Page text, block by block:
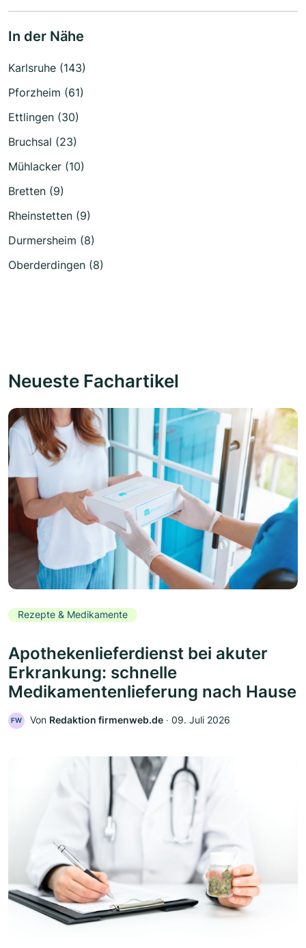
In der Nähe
Karlsruhe (143)
Pforzheim (61)
Ettlingen (30)
Bruchsal (23)
Mühlacker (10)
Bretten (9)
Rheinstetten (9)
Durmersheim (8)
Oberderdingen (8)
Neueste Fachartikel
Rezepte & Medikamente
Apothekenlieferdienst bei akuter
Erkrankung: schnelle
Medikamentenlieferung nach Hause
FW Von Redaktion firmenweb.de ‧ 09. Juli 2026